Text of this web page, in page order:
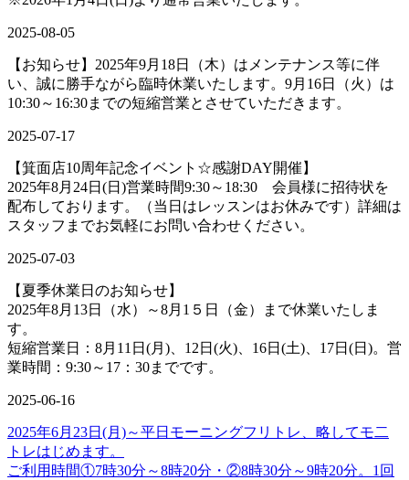
2025-08-05
【お知らせ】2025年9月18日（木）はメンテナンス等に伴
い、誠に勝手ながら臨時休業いたします。9月16日（火）は
10:30～16:30までの短縮営業とさせていただきます。
2025-07-17
【箕面店10周年記念イベント☆感謝DAY開催】
2025年8月24日(日)営業時間9:30～18:30 会員様に招待状を
配布しております。（当日はレッスンはお休みです）詳細は
スタッフまでお気軽にお問い合わせください。
2025-07-03
【夏季休業日のお知らせ】
2025年8月13日（水）～8月1５日（金）まで休業いたしま
す。
短縮営業日：8月11日(月)、12日(火)、16日(土)、17日(日)。営
業時間：9:30～17：30までです。
2025-06-16
2025年6月23日(月)～平日モーニングフリトレ、略してモ二
トレはじめます。
ご利用時間①7時30分～8時20分・②8時30分～9時20分。1回